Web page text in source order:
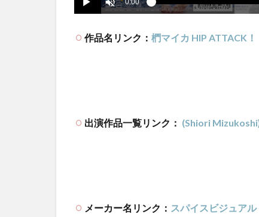
作品名リンク： 椚マイカ HIP ATTACK！
出演作品一覧リンク： (Shiori
メーカー名リンク： スパイスビジュアル